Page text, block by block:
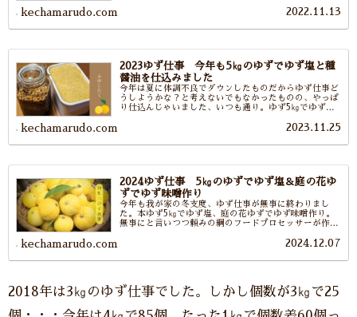
が増えて苦労しましたが今年もおいしくできました。
kechamarudo.com 2022.11.13
2023ゆず仕事 今年も5㎏のゆずでゆず塩と種
醤油を仕込みました
今年は夏に体調不良でダウンしたものだからゆず仕事ど
うしようかな？と考えないでもなかったものの、やっぱ
り仕込んじゃいました、いつも通り。ゆず5㎏でゆず塩
す。どれだけゆず塩が好きなんだい？家族のみなさん
kechamarudo.com 2023.11.25
2024ゆず仕事 5㎏のゆずでゆず塩＆庭の花ゆ
ずでゆず味噌作り
今年も我が家の冬支度、ゆず仕事が無事に終わりまし
た。本ゆず5㎏でゆず塩、庭の花ゆずでゆず味噌作り。
無事にと言いつつ頼みの綱のフードプロセッサーが作業
けれど。これで今年も年を越せるわーと安堵しておりま
kechamarudo.com 2024.12.07
2018年は3㎏のゆず仕事でした。しかし個数が3㎏で25